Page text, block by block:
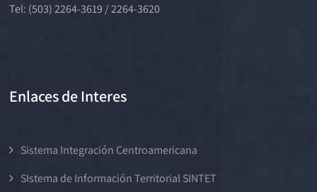
Tel: (503) 2264-3619 / 2264-3620
Enlaces de Interes
Sistema Integración Centroamericana
SIstema de Información Territorial SINTET